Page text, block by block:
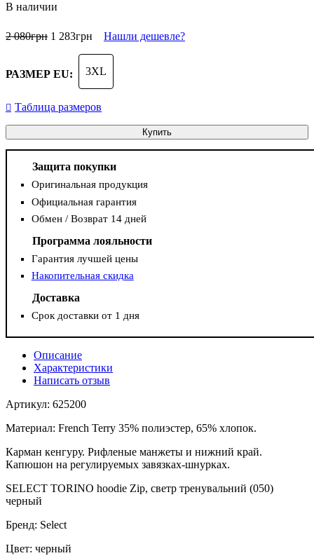
В наличии
2 080грн 1 283грн Нашли дешевле?
РАЗМЕР EU: 3XL
Таблица размеров
Купить
Защита покупки
Оригинальная продукция
Официальная гарантия
Обмен / Возврат 14 дней
Программа лояльности
Гарантия лучшей цены
Накопительная скидка
Доставка
Срок доставки от 1 дня
Описание
Характеристики
Написать отзыв
Артикул: 625200
Материал: French Terry 35% полиэстер, 65% хлопок.
Карман кенгуру. Рифленые манжеты и нижний край.
Капюшон на регулируемых завязках-шнурках.
SELECT TORINO hoodie Zip, светр тренувальний (050)
черный
Бренд: Select
Цвет: черный